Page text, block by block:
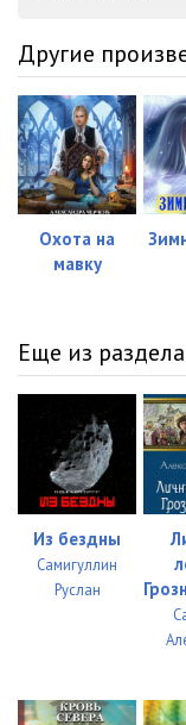
Другие
Охота на
мавку
Еще из
Из бездны
Самигуллин
Руслан